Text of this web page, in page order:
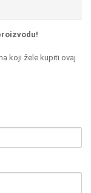
koji žele kupiti ovaj